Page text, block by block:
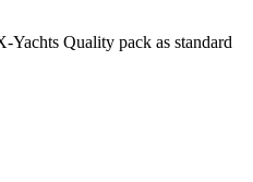
Quality pack as standard